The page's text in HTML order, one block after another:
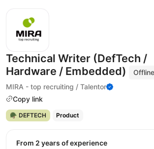
Technical Writer (DefTech /
Hardware / Embedded)
Offline
MIRA - top recruiting / Talentor
Copy link
🪖 DEFTECH Product
from 2 years of experience